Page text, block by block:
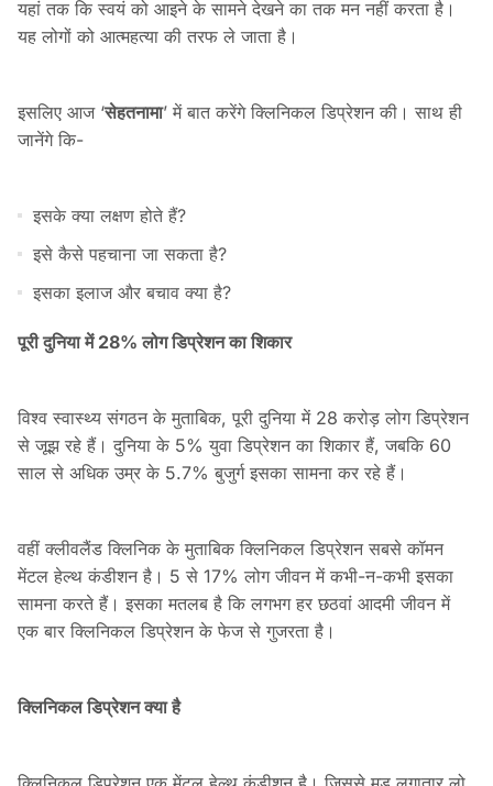
यहां तक कि स्वयं को आइने के सामने देखने का तक मन नहीं करता है।
यह लोगों को आत्महत्या की तरफ ले जाता है।
इसलिए आज ‘सेहतनामा’ में बात करेंगे क्लिनिकल डिप्रेशन की। साथ ही
जानेंगे कि-
इसके क्या लक्षण होते हैं?
इसे कैसे पहचाना जा सकता है?
इसका इलाज और बचाव क्या है?
पूरी दुनिया में 28% लोग डिप्रेशन का शिकार
विश्व स्वास्थ्य संगठन के मुताबिक, पूरी दुनिया में 28 करोड़ लोग डिप्रेशन
से जूझ रहे हैं। दुनिया के 5% युवा डिप्रेशन का शिकार हैं, जबकि 60
साल से अधिक उम्र के 5.7% बुजुर्ग इसका सामना कर रहे हैं।
वहीं क्लीवलैंड क्लिनिक के मुताबिक क्लिनिकल डिप्रेशन सबसे कॉमन
मेंटल हेल्थ कंडीशन है। 5 से 17% लोग जीवन में कभी-न-कभी इसका
सामना करते हैं। इसका मतलब है कि लगभग हर छठवां आदमी जीवन में
एक बार क्लिनिकल डिप्रेशन के फेज से गुजरता है।
क्लिनिकल डिप्रेशन क्या है